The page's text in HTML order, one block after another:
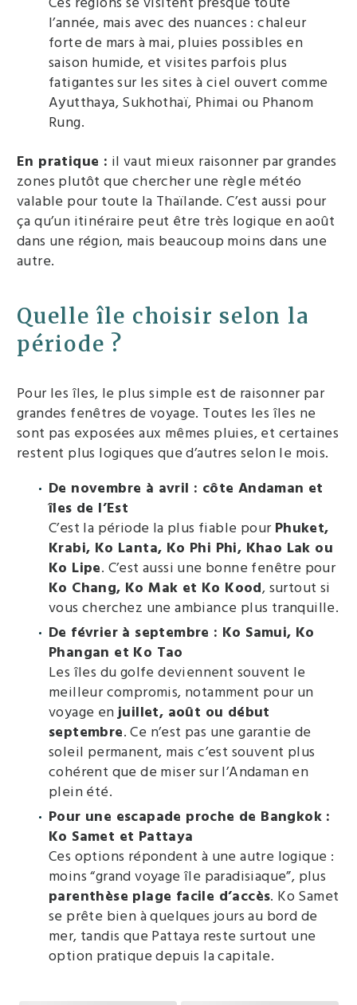
l’année, mais avec des nuances : chaleur
forte de mars à mai, pluies possibles en
saison humide, et visites parfois plus
fatigantes sur les sites à ciel ouvert comme
Ayutthaya, Sukhothaï, Phimai ou Phanom
Rung.
En pratique : il vaut mieux raisonner par grandes
zones plutôt que chercher une règle météo
valable pour toute la Thaïlande. C’est aussi pour
ça qu’un itinéraire peut être très logique en août
dans une région, mais beaucoup moins dans une
autre.
Quelle île choisir selon la
période ?
Pour les îles, le plus simple est de raisonner par
grandes fenêtres de voyage. Toutes les îles ne
sont pas exposées aux mêmes pluies, et certaines
restent plus logiques que d’autres selon le mois.
De novembre à avril : côte Andaman et
îles de l’Est
C’est la période la plus fiable pour Phuket,
Krabi, Ko Lanta, Ko Phi Phi, Khao Lak ou
Ko Lipe. C’est aussi une bonne fenêtre pour
Ko Chang, Ko Mak et Ko Kood, surtout si
vous cherchez une ambiance plus tranquille.
De février à septembre : Ko Samui, Ko
Phangan et Ko Tao
Les îles du golfe deviennent souvent le
meilleur compromis, notamment pour un
voyage enjuillet, août ou début
septembre. Ce n’est pas une garantie de
soleil permanent, mais c’est souvent plus
cohérent que de miser sur l’Andaman en
plein été.
Pour une escapade proche de Bangkok :
Ko Samet et Pattaya
Ces options répondent à une autre logique :
moins “grand voyage île paradisiaque”, plus
parenthèse plage facile d’accès. Ko Samet
se prête bien à quelques jours au bord de
mer, tandis que Pattaya reste surtout une
option pratique depuis la capitale.